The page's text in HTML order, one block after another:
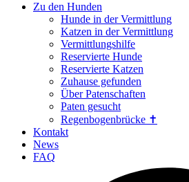
Zu den Hunden
Hunde in der Vermittlung
Katzen in der Vermittlung
Vermittlungshilfe
Reservierte Hunde
Reservierte Katzen
Zuhause gefunden
Über Patenschaften
Paten gesucht
Regenbogenbrücke ✝
Kontakt
News
FAQ